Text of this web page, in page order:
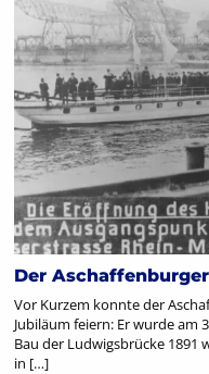
Der
Vor Kurzem konnte der
Jubiläum feiern: Er wurde am
Bau der Ludwigsbrücke 1891
in […]